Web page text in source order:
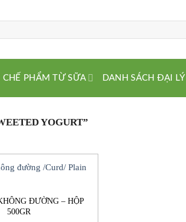
CHẾ PHẨM TỪ SỮA DANH SÁCH ĐẠI LÝ
YOGURT”
ĐƯỜNG – HỘP
500GR